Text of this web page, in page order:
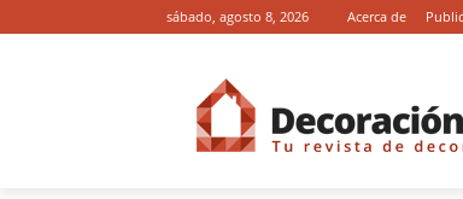
sábado, agosto 8, 2026 Acerca de